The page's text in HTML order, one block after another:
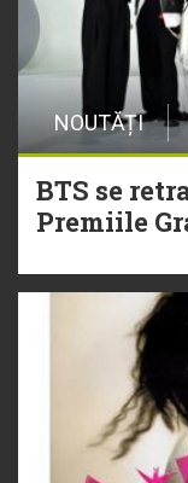
NOUTĂȚI
BTS se
Premiile